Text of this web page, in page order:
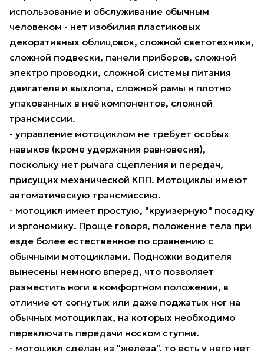
использование и обслуживание обычным
человеком - нет изобилия пластиковых
декоративных облицовок, сложной светотехники,
сложной подвески, панели приборов, сложной
электро проводки, сложной системы питания
двигателя и выхлопа, сложной рамы и плотно
упакованных в неё компонентов, сложной
трансмиссии.
- управление мотоциклом не требует особых
навыков (кроме удержания равновесия),
поскольку нет рычага сцепления и передач,
присущих механической КПП. Мотоциклы имеют
автоматическую трансмиссию.
- мотоцикл имеет простую, "круизерную" посадку
и эргономику. Проще говоря, положение тела при
езде более естественное по сравнению с
обычными мотоциклами. Подножки водителя
вынесены немного вперед, что позволяет
разместить ноги в комфортном положении, в
отличие от согнутых или даже поджатых ног на
обычных мотоциклах, на которых необходимо
переключать передачи носком ступни.
- мотоцикл сделан из "железа", то есть у него нет